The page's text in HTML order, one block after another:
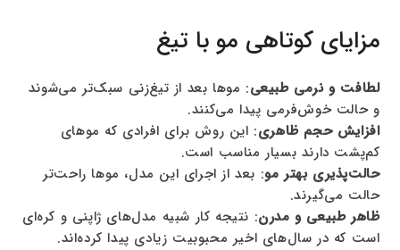
مزایای کوتاهی مو با تیغ
لطافت و نرمی طبیعی: موها بعد از تیغ‌زنی سبک‌تر می‌شوند
و حالت خوش‌فرمی پیدا می‌کنند.
افزایش حجم ظاهری: این روش برای افرادی که موهای
کم‌پشت دارند بسیار مناسب است.
حالت‌پذیری بهتر مو: بعد از اجرای این مدل، موها راحت‌تر
حالت می‌گیرند.
ظاهر طبیعی و مدرن: نتیجه کار شبیه مدل‌های ژاپنی و کره‌ای
است که در سال‌های اخیر محبوبیت زیادی پیدا کرده‌اند.